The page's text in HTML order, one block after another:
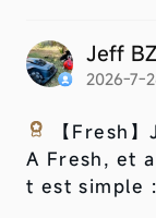
Jeff
2026-7-
【Fresh】
A Fresh, et
t est simple